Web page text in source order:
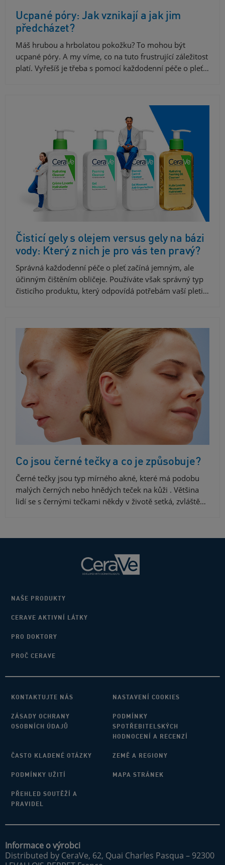
Ucpané póry: Jak vznikají a jak jim
předcházet?
Máš hrubou a hrbolatou pokožku? To mohou být
ucpané póry. A my víme, co na tuto frustrující záležitost
platí. Vyřešíš je třeba s pomocí každodenní péče o pleť…
Čisticí gely s olejem versus gely na bázi
vody: Který z nich je pro vás ten pravý?
Správná každodenní péče o pleť začíná jemným, ale
účinným čištěním obličeje. Používáte však správný typ
čisticího produktu, který odpovídá potřebám vaší pleti…
Co jsou černé tečky a co je způsobuje?
Černé tečky jsou typ mírného akné, které má podobu
malých černých nebo hnědých teček na kůži . Většina
lidí se s černými tečkami někdy v životě setká, zvláště…
NAŠE PRODUKTY
CERAVE AKTIVNÍ LÁTKY
PRO DOKTORY
PROČ CERAVE
KONTAKTUJTE NÁS NASTAVENÍ COOKIES
ZÁSADY OCHRANY
OSOBNÍCH ÚDAJŮ
PODMÍNKY
SPOTŘEBITELSKÝCH
HODNOCENÍ A RECENZÍ
ČASTO KLADENÉ OTÁZKY ZEMĚ A REGIONY
PODMÍNKY UŽITÍ MAPA STRÁNEK
PŘEHLED SOUTĚŽÍ A
PRAVIDEL
Informace o výrobci
Distributed by CeraVe, 62, Quai Charles Pasqua – 92300